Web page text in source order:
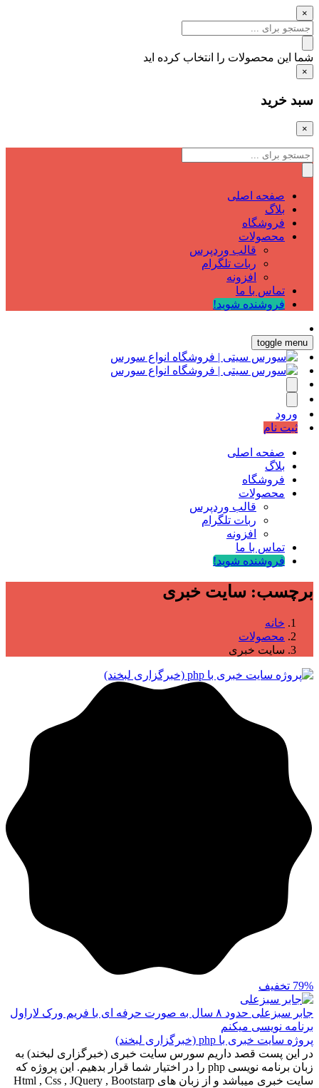
×
شما این محصولات را انتخاب کرده اید
×
سبد خرید
×
صفحه اصلی
بلاگ
فروشگاه
محصولات
قالب وردپرس
ربات تلگرام
افزونه
تماس با ما
فروشنده شوید!
toggle menu
ورود
ثبت نام
صفحه اصلی
بلاگ
فروشگاه
محصولات
قالب وردپرس
ربات تلگرام
افزونه
تماس با ما
فروشنده شوید!
برچسب: سایت خبری
خانه
محصولات
سایت خبری
79% تخفیف
جابر سبزعلی
حدود ۸ سال به صورت حرفه ای با فریم ورک لاراول
برنامه نویسی میکنم
پروژه سایت خبری با php (خبرگزاری لبخند)
در این پست قصد داریم سورس سایت خبری (خبرگزاری لبخند) به
زبان برنامه نویسی php را در اختیار شما قرار بدهیم. این پروژه که
سایت خبری میباشد و از زبان های Html , Css , JQuery , Bootstarp